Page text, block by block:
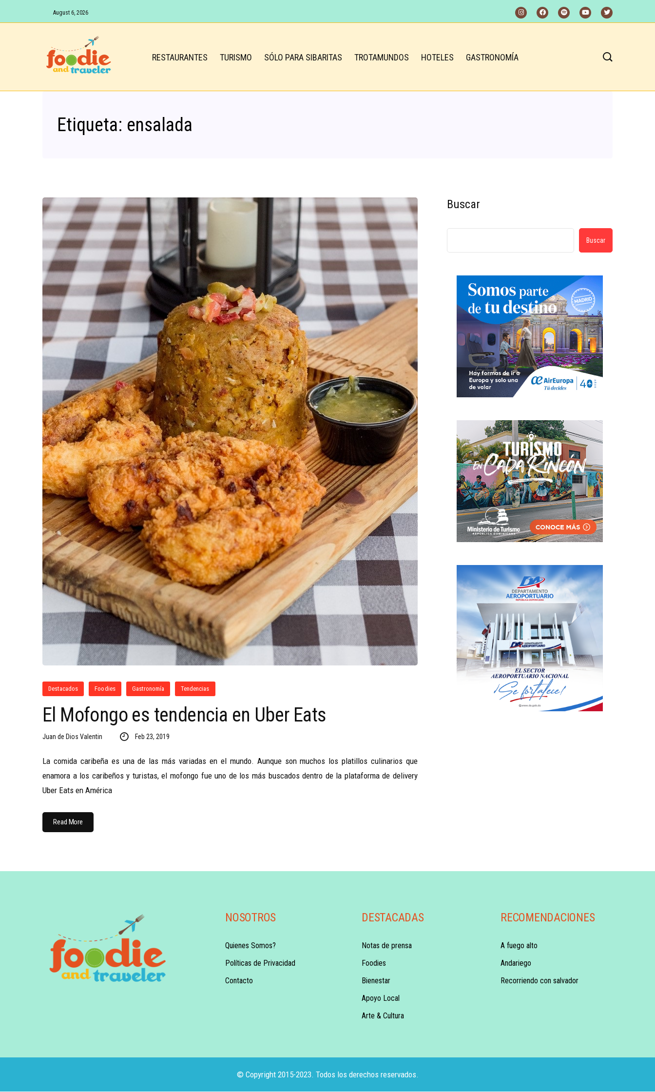
August 6, 2026
RESTAURANTES TURISMO SÓLO PARA SIBARITAS TROTAMUNDOS HOTELES GASTRONOMÍA
Etiqueta: ensalada
Destacados Foodies Gastronomía Tendencias
El Mofongo es tendencia en Uber Eats
Juan de Dios Valentin Feb 23, 2019
La comida caribeña es una de las más variadas en el mundo. Aunque son muchos los platillos culinarios que
enamora a los caribeños y turistas, el mofongo fue uno de los más buscados dentro de la plataforma de delivery
Uber Eats en América
Read More
Buscar
Buscar
NOSOTROS
Quienes Somos?
Políticas de Privacidad
Contacto
DESTACADAS
Notas de prensa
Foodies
Bienestar
Apoyo Local
Arte & Cultura
RECOMENDACIONES
A fuego alto
Andariego
Recorriendo con salvador
© Copyright 2015-2023. Todos los derechos reservados.